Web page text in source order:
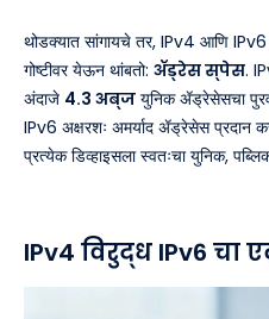
थोडक्यात सांगायचे तर, IPv4 आणि IPv6
गोष्टीवर येऊन थांबतो: ॲड्रेस स्पेस.
अंदाजे 4.3 अब्ज युनिक ॲड्रेसेसचा
IPv6 अक्षरशः अमर्याद ॲड्रेसेस प्रदान
प्रत्येक डिव्हाइसला स्वतःचा युनिक,
IPv4 विरुद्ध IPv6 चा